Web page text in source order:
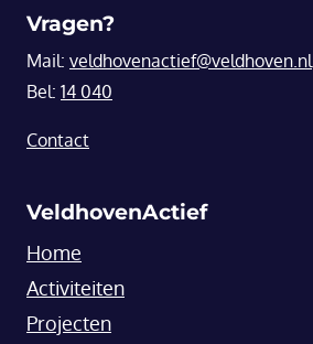
Vragen?
Mail: veldhovenactief@veldhoven.nl
Bel: 14 040
Contact
VeldhovenActief
Home
Activiteiten
Projecten